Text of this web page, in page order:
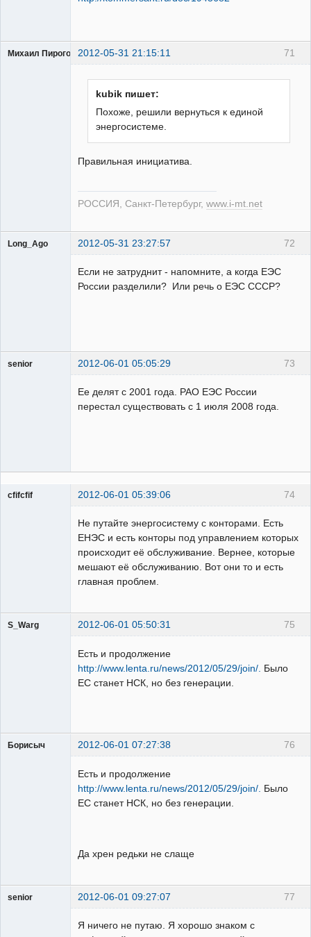
71
Михаил Пирогов 2012-05-31 21:15:11
kubik пишет:
Похоже, решили вернуться к единой
энергосистеме.
Правильная инициатива.
РОССИЯ, Санкт-Петербург, www.i-mt.net
72
Long_Ago 2012-05-31 23:27:57
Если не затруднит - напомните, а когда ЕЭС
России разделили? Или речь о ЕЭС СССР?
73
senior 2012-06-01 05:05:29
Ее делят с 2001 года. РАО ЕЭС России
перестал существовать с 1 июля 2008 года.
74
cfifcfif 2012-06-01 05:39:06
Не путайте энергосистему с конторами. Есть
ЕНЭС и есть конторы под управлением которых
происходит её обслуживание. Вернее, которые
мешают её обслуживанию. Вот они то и есть
главная проблем.
75
S_Warg 2012-06-01 05:50:31
Есть и продолжение
http://www.lenta.ru/news/2012/05/29/join/. Было
ЕС станет НСК, но без генерации.
76
Борисыч 2012-06-01 07:27:38
Есть и продолжение
http://www.lenta.ru/news/2012/05/29/join/. Было
ЕС станет НСК, но без генерации.
Да хрен редьки не слаще
77
senior 2012-06-01 09:27:07
Я ничего не путаю. Я хорошо знаком с